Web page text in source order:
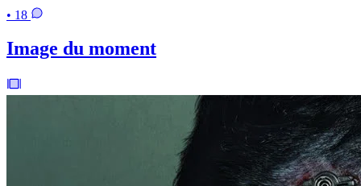
• 18
Image du moment